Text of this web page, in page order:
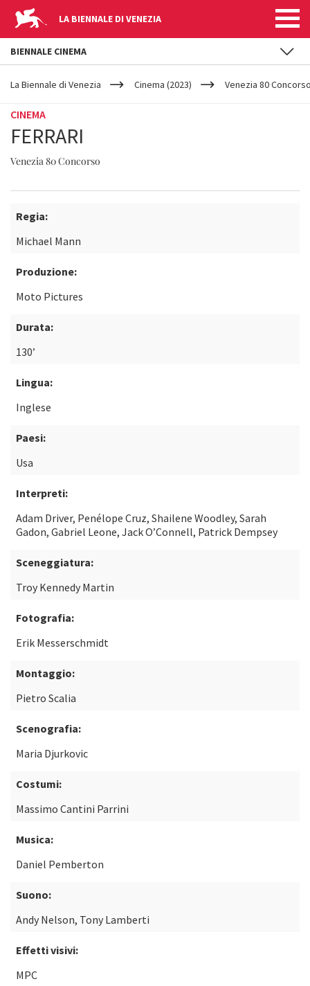
LA BIENNALE DI VENEZIA
YOUR
ARE
La Biennale di Venezia Cinema (2023) Venezia 80
CINEMA
FERRARI
Venezia 80 Concorso
Regia:
Michael Mann
Produzione:
Moto Pictures
Durata:
130’
Lingua:
Inglese
Paesi:
Usa
Interpreti:
Adam Driver, Penélope Cruz, Shailene Woodley, Sarah
Gadon, Gabriel Leone, Jack O’Connell, Patrick Dempsey
Sceneggiatura:
Troy Kennedy Martin
Fotografia:
Erik Messerschmidt
Montaggio:
Pietro Scalia
Scenografia:
Maria Djurkovic
Costumi:
Massimo Cantini Parrini
Musica:
Daniel Pemberton
Suono:
Andy Nelson, Tony Lamberti
Effetti visivi:
MPC
BIENNALE CINEMA